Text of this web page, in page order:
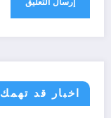
اخبار قد تهمك